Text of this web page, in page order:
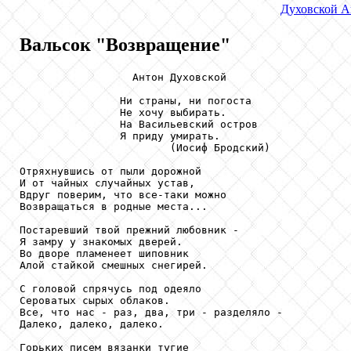
Духовской
Вальсок "Возвращение"
                  Антон Духовской
                Ни страны, ни погоста
                Не хочу выбирать.
                На Васильевский остров
                Я приду умирать.
                        (Иосиф Бродский)
Отряхнувшись от пыли дорожной
И от чайных случайных устав,
Вдруг поверим, что все-таки можно
Возвращаться в родные места...
Постаревший твой прежний любовник -
Я замру у знакомых дверей.
Во дворе пламенеет шиповник
Алой стайкой смешных снегирей.
С головой спрячусь под одеяло
Сероватых сырых облаков.
Все, что нас - раз, два, три - разделяло -
Далеко, далеко, далеко.
Горьких писем вязанки тугие